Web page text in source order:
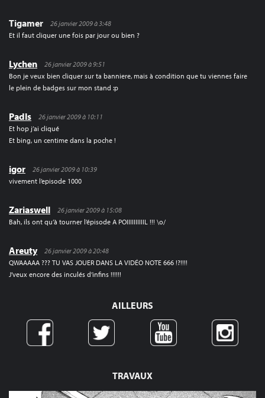
TRAVAUX
Tigamer
26 janvier 2009 à 3:48
Et il faut cliquer une fois par jour ou bien ?
Lychen
26 janvier 2009 à 9:51
Bon je veux bien cliquer sur ta banniere, mais à condition que tu viennes faire
le plein de badges sur mon stand :p
Padls
26 janvier 2009 à 10:11
Et hop j’ai cliqué
Et bing, un centime dans la poche !
igor
26 janvier 2009 à 10:39
vivement l’episode 1000
Zariaswell
26 janvier 2009 à 15:08
Bah, ils ont qu’à tourner l’épisode A POIIIIIIIIIIL !!! \o/
Areuty
26 janvier 2009 à 20:48
QWAAAAA ??? TU VAS JOUER DANS LA VIDÉO NOTE 666 !?!!!!
J’veux encore des inculés d’infins !!!!!!
AILLEURS